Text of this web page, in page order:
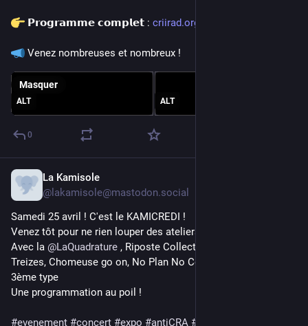
𝗣𝗿𝗼𝗴𝗿𝗮𝗺𝗺𝗲 𝗰𝗼𝗺𝗽𝗹𝗲𝘁 : criirad.org/40ans
Venez nombreuses et nombreux !
ALT ALT
Masquer
0
La Kamisole
@ lakamisole@mastodon.social
Samedi 25 avril ! C'est le KAMICREDI !
Venez tôt pour ne rien louper des ateliers !
Avec la @LaQuadrature , Riposte Collective, Désarmons-les,
Treizes, Chomeuse go on, No Plan No Computer, Les Bisettes,
3ème type
Une programmation au poil !
#evenement #concert #expo #antiCRA #